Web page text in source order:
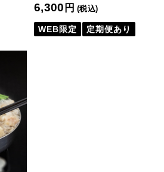
6,300 円 (税込)
WEB限定 定期便あり